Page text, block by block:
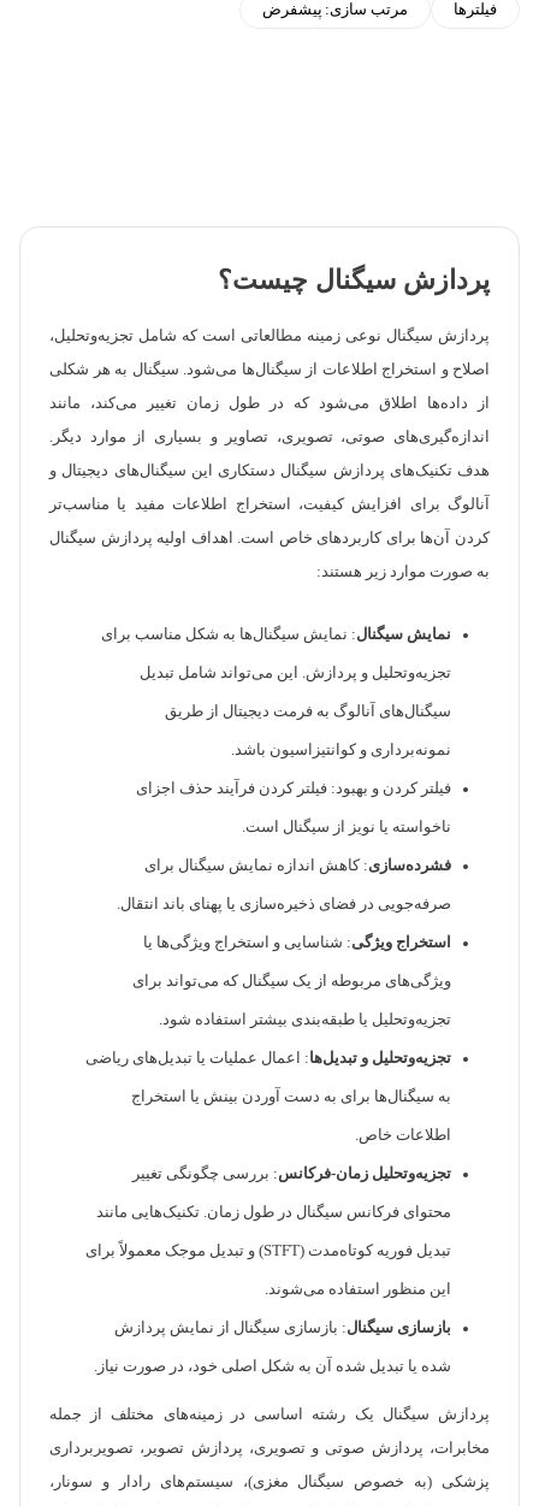
فیلترها مرتب سازی: پیشفرض
پردازش سیگنال چیست؟
پردازش سیگنال نوعی زمینه مطالعاتی است که شامل تجزیه‌وتحلیل،
اصلاح و استخراج اطلاعات از سیگنال‌ها می‌شود. سیگنال به هر شکلی
از داده‌ها اطلاق می‌شود که در طول زمان تغییر می‌کند، مانند
اندازه‌گیری‌های صوتی، تصویری، تصاویر و بسیاری از موارد دیگر.
هدف تکنیک‌های پردازش سیگنال دستکاری این سیگنال‌های دیجیتال و
آنالوگ برای افزایش کیفیت، استخراج اطلاعات مفید یا مناسب‌تر
کردن آن‌ها برای کاربردهای خاص است. اهداف اولیه پردازش سیگنال
به صورت موارد زیر هستند:
نمایش سیگنال: نمایش سیگنال‌ها به شکل مناسب برای
تجزیه‌وتحلیل و پردازش. این می‌تواند شامل تبدیل
سیگنال‌های آنالوگ به فرمت دیجیتال از طریق
نمونه‌برداری و کوانتیزاسیون باشد.
فیلتر کردن و بهبود: فیلتر کردن فرآیند حذف اجزای
ناخواسته یا نویز از سیگنال است.
فشرده‌سازی: کاهش اندازه نمایش سیگنال برای
صرفه‌جویی در فضای ذخیره‌سازی یا پهنای باند انتقال.
استخراج ویژگی: شناسایی و استخراج ویژگی‌ها یا
ویژگی‌های مربوطه از یک سیگنال که می‌تواند برای
تجزیه‌وتحلیل یا طبقه‌بندی بیشتر استفاده شود.
تجزیه‌وتحلیل و تبدیل‌ها: اعمال عملیات یا تبدیل‌های ریاضی
به سیگنال‌ها برای به دست آوردن بینش یا استخراج
اطلاعات خاص.
تجزیه‌وتحلیل زمان-فرکانس: بررسی چگونگی تغییر
محتوای فرکانس سیگنال در طول زمان. تکنیک‌هایی مانند
تبدیل فوریه کوتاه‌مدت (STFT) و تبدیل موجک معمولاً برای
این منظور استفاده می‌شوند.
بازسازی سیگنال: بازسازی سیگنال از نمایش پردازش
شده یا تبدیل شده آن به شکل اصلی خود، در صورت نیاز.
پردازش سیگنال یک رشته اساسی در زمینه‌های مختلف از جمله
مخابرات، پردازش صوتی و تصویری، پردازش تصویر، تصویربرداری
پزشکی (به خصوص سیگنال مغزی)، سیستم‌های رادار و سونار،